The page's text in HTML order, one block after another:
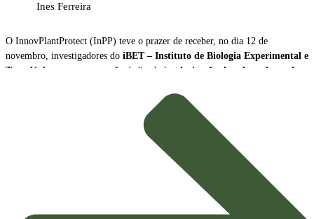
Ines Ferreira
O InnovPlantProtect (InPP) teve o prazer de receber, no dia 12 de
novembro, investigadores do iBET – Instituto de Biologia Experimental e
Tecnológica
, para uma sessão dedicada à
valorização de subprodutos da
A sessão contou com a participação de Naiara Fernández
e Líder da Plataforma Tecnológica do iBET, e de
João Baixinho
Doutorando na mesma plataforma. Os investigadores partilharam a missão e
as principais linhas de investigação do centro, dando especial ênfase ao
novos biopesticidas com elevado potencial de
Inovação e Bioeconomia Circular